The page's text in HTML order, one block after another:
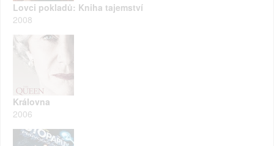
Lovci pokladů: Kniha tajemství
2008
Královna
2006